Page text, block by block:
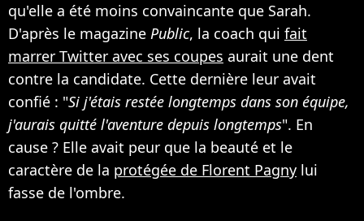
qu'elle a été moins convaincante que Sarah.
D'après le magazine Public, la coach qui fait
marrer Twitter avec ses coupes aurait une dent
contre la candidate. Cette dernière leur avait
confié : "Si j'étais restée longtemps dans son équipe,
j'aurais quitté l'aventure depuis longtemps". En
cause ? Elle avait peur que la beauté et le
caractère de la protégée de Florent Pagny lui
fasse de l'ombre.